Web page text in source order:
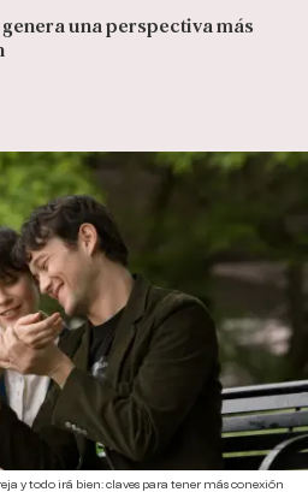
una perspectiva más
y todo irá bien: claves para tener más conexión